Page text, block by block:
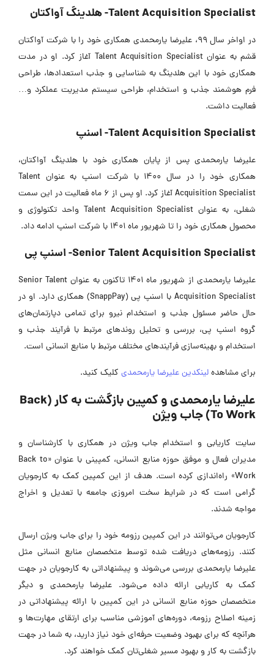
Talent Acquisition Specialist- هلدینگ آواکتان
در اواخر سال 99، علیرضا یارمحمدی همکاری خود را با شرکت آواکتان
قشم به عنوان Talent Acquisition Specialist آغاز کرد. او در مدت
همکاری خود با این هلدینگ به شناسایی و جذب استعدادها، طراحی
فرم هوشمند جذب و استخدام، طراحی سیستم مدیریت عملکرد و…
فعالیت داشت.
Talent Acquisition Specialist- اسنپ
علیرضا یارمحمدی پس از پایان همکاری خود با هلدینگ آواکتان،
همکاری خود را در سال 1400 با شرکت اسنپ به عنوان Talent
Acquisition Specialist آغاز کرد. او پس از 6 ماه فعالیت در این سمت
شغلی، به عنوان Talent Acquisition Specialist واحد تکنولوژی و
محصول همکاری خود را تا شهریور ماه 1401 با شرکت اسنپ ادامه داد.
Senior Talent Acquisition Specialist- اسنپ پی
علیرضا یارمحمدی از شهریور ماه 1401 تاکنون به عنوان Senior Talent
Acquisition Specialist با اسنپ پی (SnappPay) همکاری دارد. او در
حال حاضر مسئول جذب و استخدام نیرو برای تمامی دپارتمان‌های
گروه اسنپ پی، بررسی و تحلیل روندهای مرتبط با فرآیند جذب و
استخدام و بهینه‌سازی فرآیندهای مختلف مرتبط با منابع انسانی است.
برای مشاهدهلینکدین علیرضا یارمحمدی کلیک کنید.
علیرضا یارمحمدی و کمپین بازگشت به کار (Back
To Work) جاب ویژن
سایت کاریابی و استخدام جاب ویژن در همکاری با کارشناسان و
مدیران فعال و موفق حوزه منابع انسانی، کمپینی با عنوان «Back to
Work» راه‌اندازی کرده است. هدف از این کمپین کمک به کارجویان
گرامی است که در شرایط سخت امروزی جامعه با تعدیل و اخراج
مواجه شدند.
کارجویان می‌توانند در این کمپین رزومه خود را برای جاب ویژن ارسال
کنند. رزومه‌های دریافت شده توسط متخصصان منابع انسانی مثل
علیرضا یارمحمدی بررسی می‌شوند و پیشنهاداتی به کارجویان در جهت
کمک به کاریابی ارائه داده می‌شود. علیرضا یارمحمدی و دیگر
متخصصان حوزه منابع انسانی در این کمپین با ارائه پیشنهاداتی در
زمینه اصلاح رزومه، دوره‌های آموزشی مناسب برای ارتقای مهارت‌ها و
هرآنچه که برای بهبود وضعیت حرفه‌ای خود نیاز دارید، به شما در جهت
بازگشت به کار و بهبود مسیر شغلی‌تان کمک خواهند کرد.